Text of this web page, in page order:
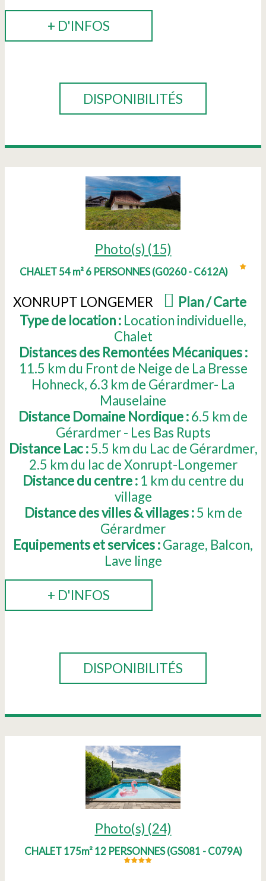
+ D'INFOS
DISPONIBILITÉS
Photo(s) (15)
CHALET 54 m² 6 PERSONNES(G0260 - C612A)
XONRUPT LONGEMER Plan / Carte
Type de location : Location individuelle
Chalet
Distances des Remontées Mécaniques :
11.5 km du Front de Neige de La Bresse
Hohneck 6.3 km de Gérardmer- La
Mauselaine
Distance Domaine Nordique :6.5 km de
Gérardmer - Les Bas Rupts
Distance Lac : 5.5 km du Lac de Gérardmer
2.5 km du lac de Xonrupt-Longemer
Distance du centre : 1 km du centre du
village
Distance des villes & villages : 5 km de
Gérardmer
Equipements et services :Garage Balcon
Lave linge
+ D'INFOS
DISPONIBILITÉS
Photo(s) (24)
CHALET 175m² 12 PERSONNES(GS081 - C079A)